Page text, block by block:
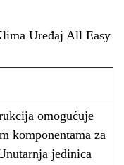
Uređaj All Easy
omogućuje
komponentama za
jedinica